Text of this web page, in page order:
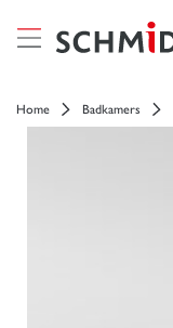
Home Badkamers